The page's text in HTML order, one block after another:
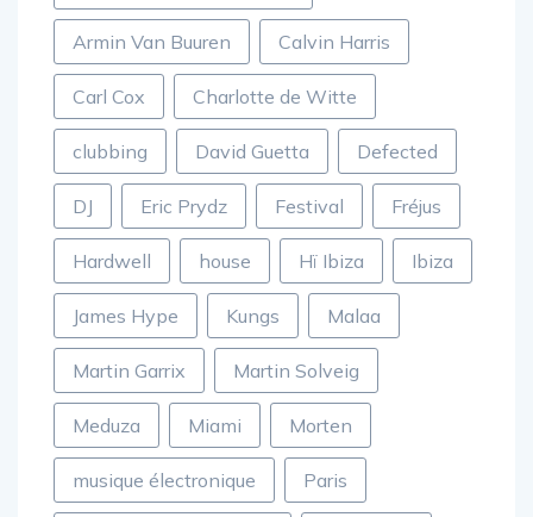
Armin Van Buuren Calvin Harris
Carl Cox Charlotte de Witte
clubbing David Guetta Defected
DJ Eric Prydz Festival Fréjus
Hardwell house Hï Ibiza Ibiza
James Hype Kungs Malaa
Martin Garrix Martin Solveig
Meduza Miami Morten
musique électronique Paris